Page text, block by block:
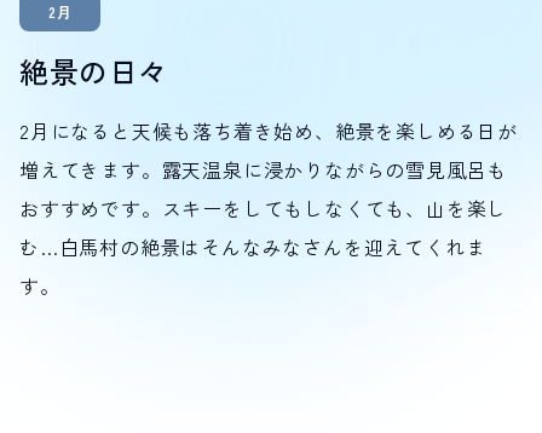
2月
絶景の日々
2月になると天候も落ち着き始め、絶景を楽しめる日が
増えてきます。露天温泉に浸かりながらの雪見風呂も
おすすめです。スキーをしてもしなくても、山を楽し
む…白馬村の絶景はそんなみなさんを迎えてくれま
す。